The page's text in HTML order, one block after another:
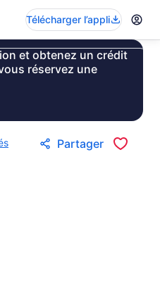
Télécharger l’appli
et obtenez un crédit
réservez une
Partager